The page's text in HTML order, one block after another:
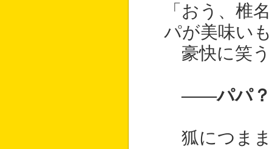
「おう、椎
パが美味い
豪快に笑う
――パパ？
狐につまま